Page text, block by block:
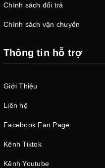
Chính sách đổi trả
Chính sách vận chuyển
Thông tin hỗ trợ
Giới Thiệu
Liên hệ
Facebook Fan Page
Kênh Tiktok
Kênh Youtube